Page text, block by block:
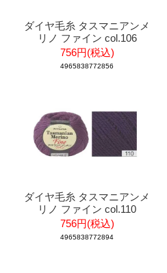
ダイヤ毛糸 タスマニアンメ
リノ ファイン col.106
756円(税込)
4965838772856
ダイヤ毛糸 タスマニアンメ
リノ ファイン col.110
756円(税込)
4965838772894